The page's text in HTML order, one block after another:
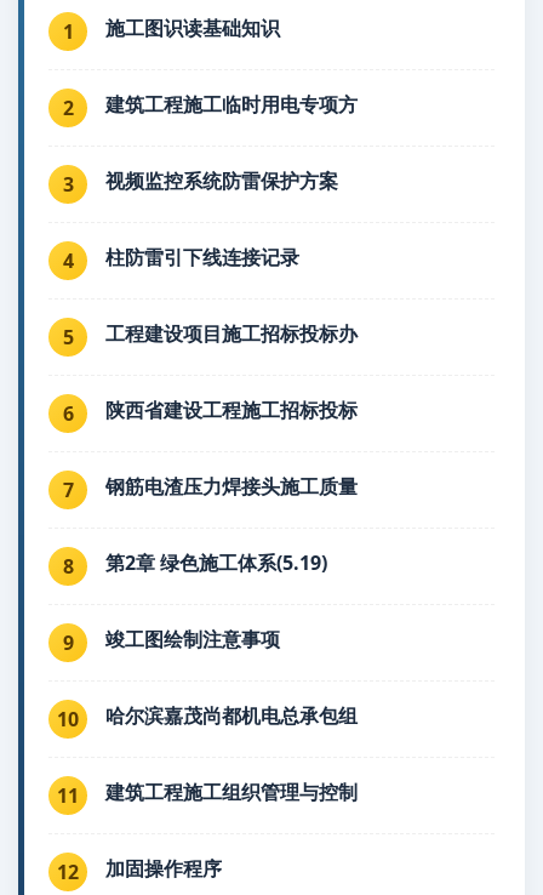
1 施工图识读基础知识
2 建筑工程施工临时用电专项方
3 视频监控系统防雷保护方案
4 柱防雷引下线连接记录
5 工程建设项目施工招标投标办
6 陕西省建设工程施工招标投标
7 钢筋电渣压力焊接头施工质量
8 第2章 绿色施工体系(5.19)
9 竣工图绘制注意事项
10 哈尔滨嘉茂尚都机电总承包组
11 建筑工程施工组织管理与控制
12 加固操作程序